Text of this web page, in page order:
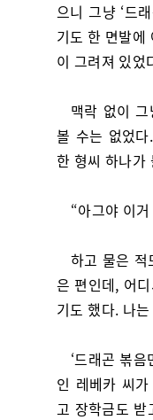
으니 그냥 ‘드
기도 한 면발에
이 그려져 있었
맥락 없이
볼 수는 없었
한 형씨 하나가
“아그야 이
하고 물은
은 편인데, 어
기도 했다. 나
‘드래곤 볶
인 레베카 씨
고 장학금도